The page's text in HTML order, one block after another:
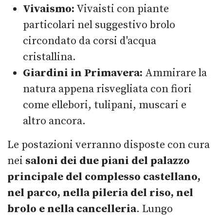
Vivaismo: Vivaisti con piante
particolari nel suggestivo brolo
circondato da corsi d'acqua
cristallina.
Giardini in Primavera: Ammirare la
natura appena risvegliata con fiori
come ellebori, tulipani, muscari e
altro ancora.
Le postazioni verranno disposte con cura
nei saloni dei due piani del palazzo
principale del complesso castellano,
nel parco, nella pileria del riso, nel
brolo e nella cancelleria. Lungo